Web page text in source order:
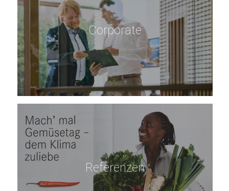
Corporate
Referenzen